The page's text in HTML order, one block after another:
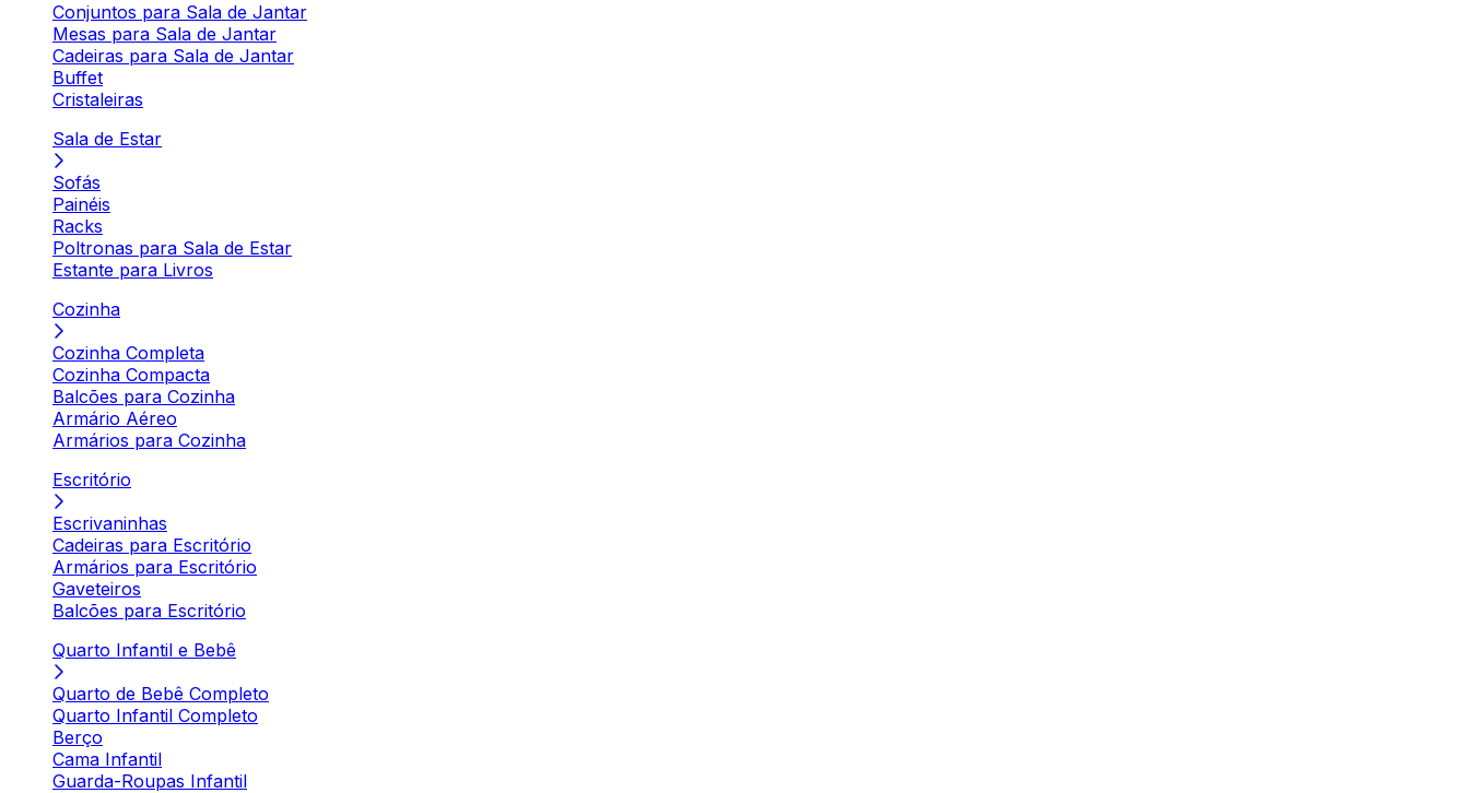
Conjuntos para Sala de Jantar
Mesas para Sala de Jantar
Cadeiras para Sala de Jantar
Buffet
Cristaleiras
Sala de Estar
Sofás
Painéis
Racks
Poltronas para Sala de Estar
Estante para Livros
Cozinha
Cozinha Completa
Cozinha Compacta
Balcões para Cozinha
Armário Aéreo
Armários para Cozinha
Escritório
Escrivaninhas
Cadeiras para Escritório
Armários para Escritório
Gaveteiros
Balcões para Escritório
Quarto Infantil e Bebê
Quarto de Bebê Completo
Quarto Infantil Completo
Berço
Cama Infantil
Guarda-Roupas Infantil